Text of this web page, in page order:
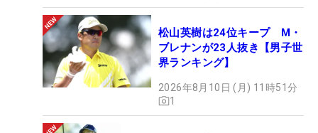
松山英樹は24位キープ M・
ブレナンが23人抜き【男子世
界ランキング】
2026年8月10日 (月) 11時51分
1